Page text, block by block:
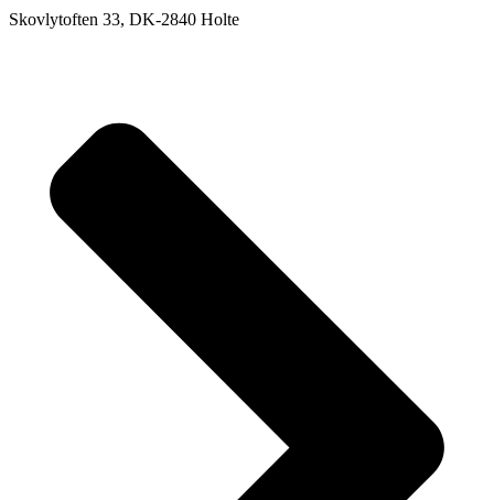
Skovlytoften 33, DK-2840 Holte